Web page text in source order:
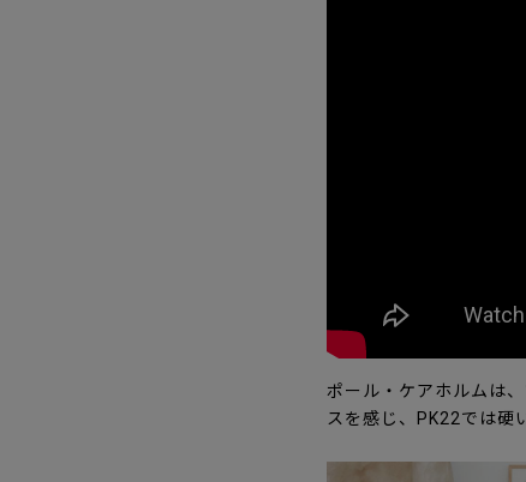
ポール・ケアホルムは
スを感じ、PK22では硬